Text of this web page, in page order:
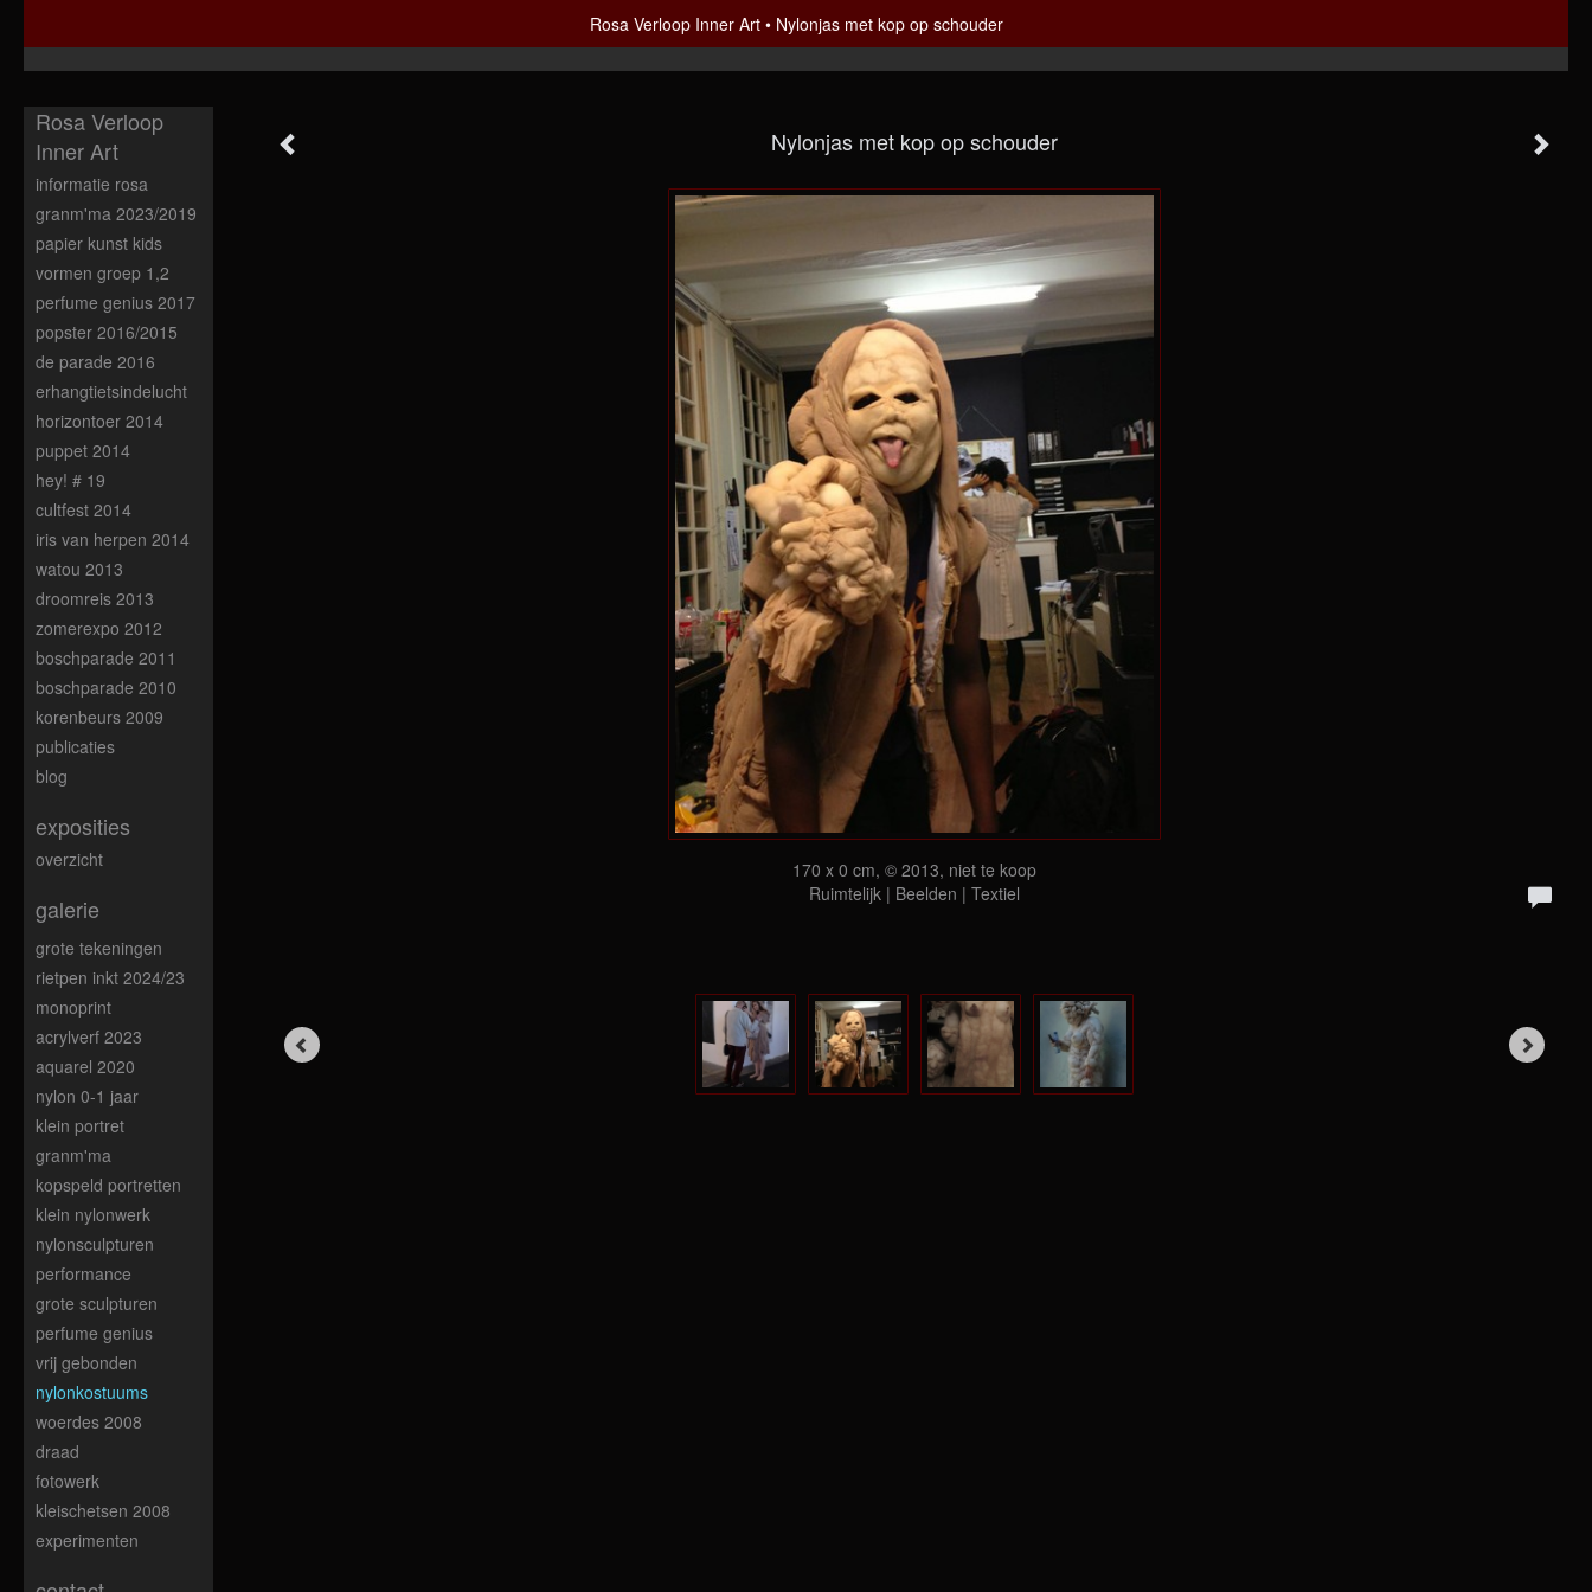
Rosa Verloop Inner Art Nylonjas met kop op schouder
Nylonjas met kop op schouder
170 x 0 cm, © 2013, niet te koop
Ruimtelijk | Beelden | Textiel
Rosa Verloop
Inner Art
informatie rosa
granm'ma 2023/2019
papier kunst kids
vormen groep 1,2
perfume genius 2017
popster 2016/2015
de parade 2016
erhangtietsindelucht
horizontoer 2014
puppet 2014
hey! # 19
cultfest 2014
iris van herpen 2014
watou 2013
droomreis 2013
zomerexpo 2012
boschparade 2011
boschparade 2010
korenbeurs 2009
publicaties
blog
exposities
overzicht
galerie
grote tekeningen
rietpen inkt 2024/23
monoprint
acrylverf 2023
aquarel 2020
nylon 0-1 jaar
klein portret
granm'ma
kopspeld portretten
klein nylonwerk
nylonsculpturen
performance
grote sculpturen
perfume genius
vrij gebonden
nylonkostuums
woerdes 2008
draad
fotowerk
kleischetsen 2008
experimenten